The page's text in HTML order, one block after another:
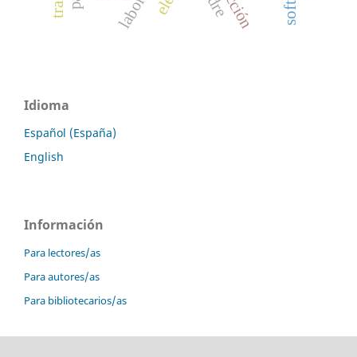
Idioma
Español (España)
English
Información
Para lectores/as
Para autores/as
Para bibliotecarios/as